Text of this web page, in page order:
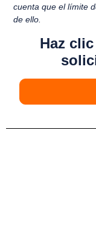
cuenta que el límite
de ello.
Haz